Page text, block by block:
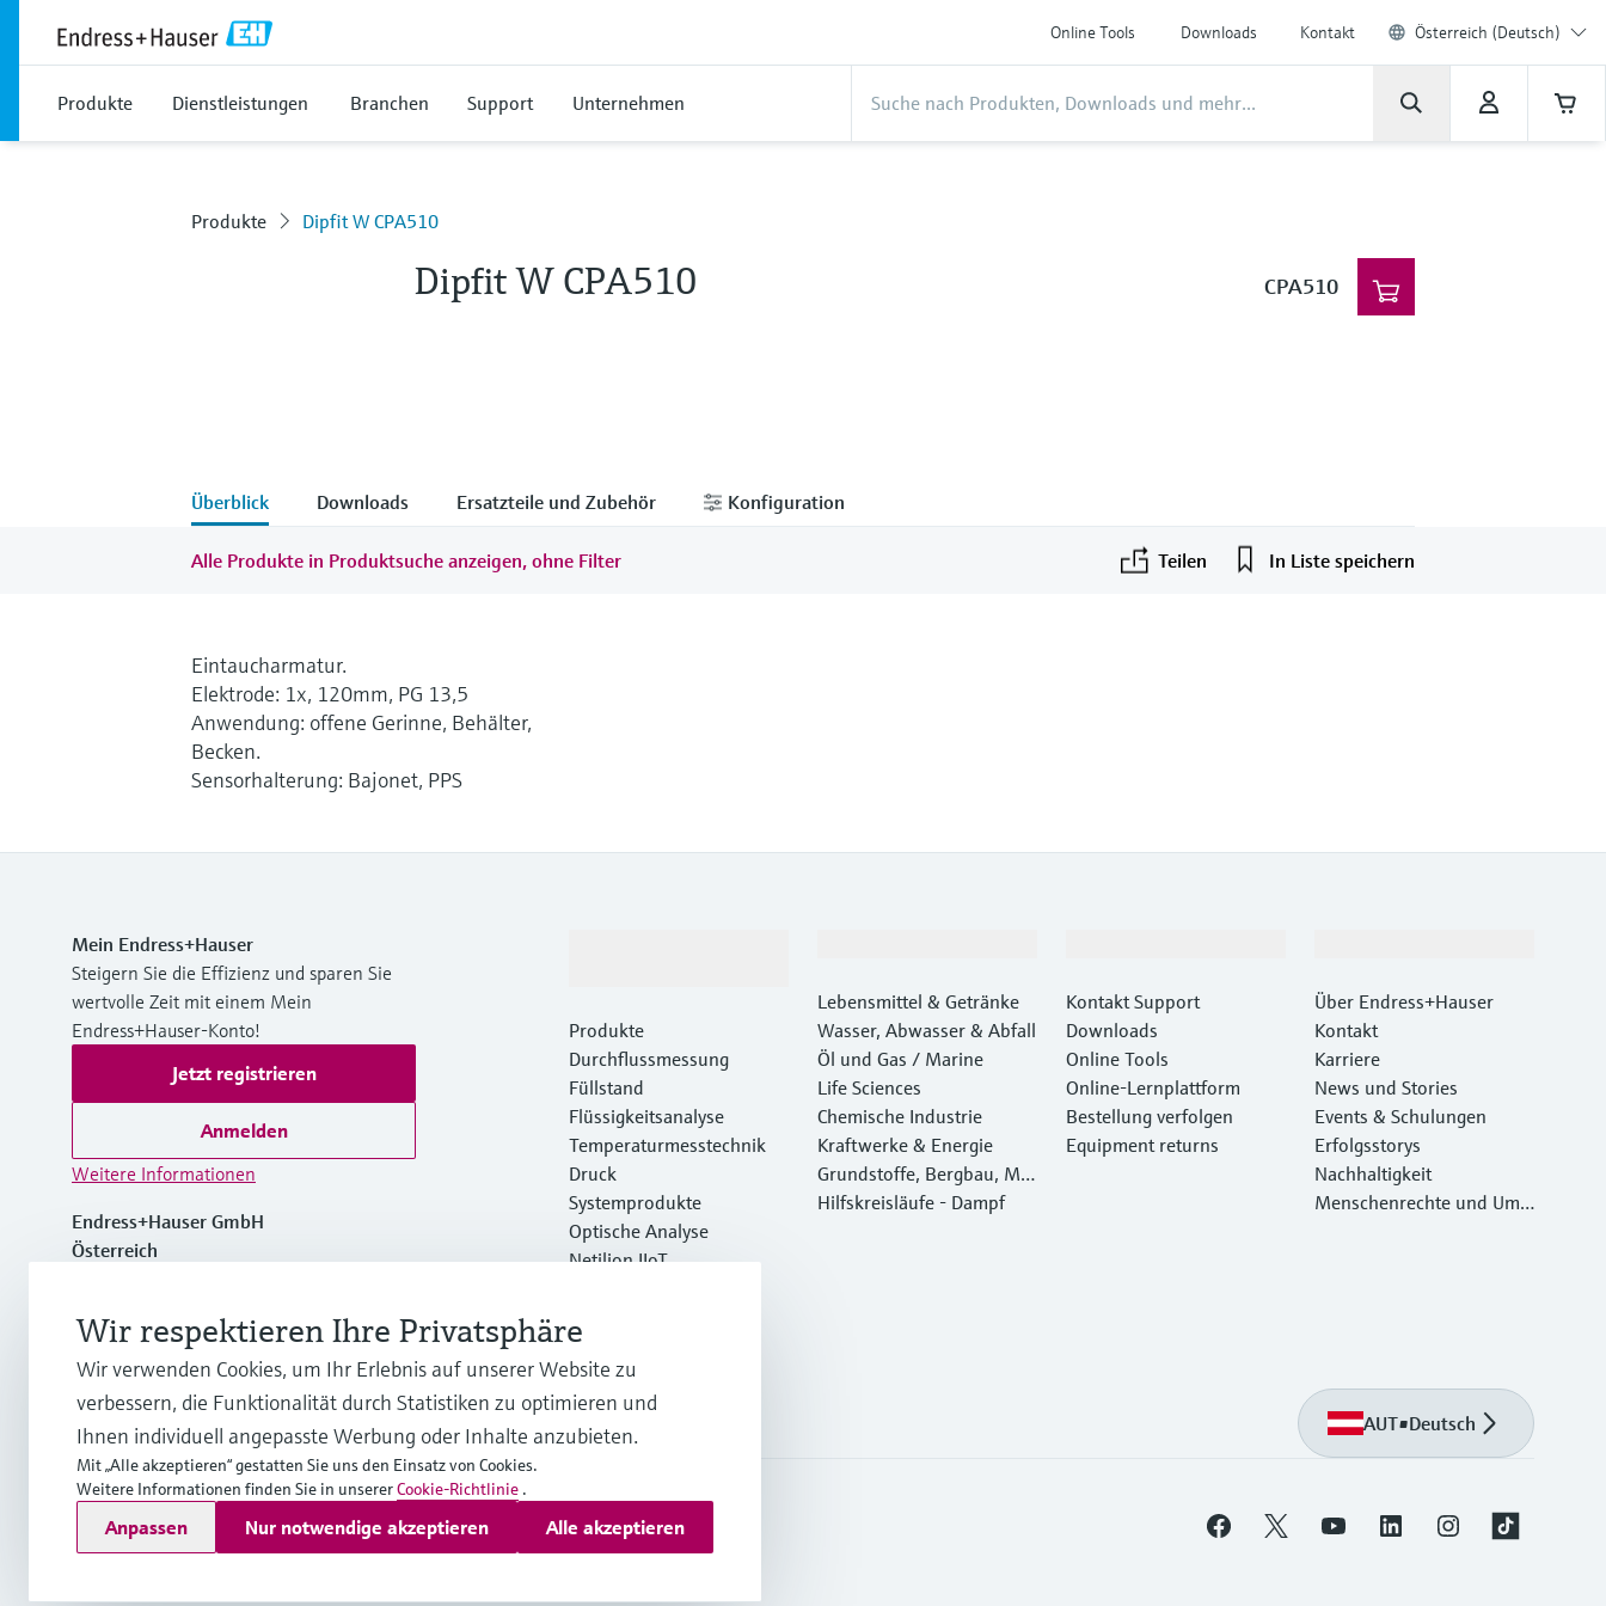
Online Tools Downloads Kontakt Österreich (Deutsch)
Produkte Dienstleistungen Branchen Support Unternehmen
Produkte Dipfit W CPA510
Dipfit W CPA510 CPA510
Überblick Downloads Ersatzteile und Zubehör Konfiguration
Alle Produkte in Produktsuche anzeigen, ohne Filter Teilen In Liste speichern
Eintaucharmatur.
Elektrode: 1x, 120mm, PG 13,5
Anwendung: offene Gerinne, Behälter,
Becken.
Sensorhalterung: Bajonet, PPS
Mein Endress+Hauser
Steigern Sie die Effizienz und sparen Sie
wertvolle Zeit mit einem Mein
Endress+Hauser-Konto!
Jetzt registrieren
Anmelden
Weitere Informationen
Endress+Hauser GmbH
Österreich
+43 (0)1 880 56 0
Produkte
Durchflussmessung
Füllstand
Flüssigkeitsanalyse
Temperaturmesstechnik
Druck
Systemprodukte
Optische Analyse
Netilion IIoT
Online Tools
Dienstleistungen
Lebensmittel & Getränke
Wasser, Abwasser & Abfall
Öl und Gas / Marine
Life Sciences
Chemische Industrie
Kraftwerke & Energie
Grundstoffe, Bergbau, Met
alle
Hilfskreisläufe - Dampf
Kontakt Support
Downloads
Online Tools
Online-Lernplattform
Bestellung verfolgen
Equipment returns
Über Endress+Hauser
Kontakt
Karriere
News und Stories
Events & Schulungen
Erfolgsstorys
Nachhaltigkeit
Menschenrechte und Umw
AUT•Deutsch
Copyright © Endress+Hauser Group Services AG
ImpressumNutzungsbedingungenDatenschutzRechtliches und AGB Österreich
Wir respektieren Ihre Privatsphäre
Wir verwenden Cookies, um Ihr Erlebnis auf unserer Website zu
verbessern, die Funktionalität durch Statistiken zu optimieren und
Ihnen individuell angepasste Werbung oder Inhalte anzubieten.
Mit „Alle akzeptieren“ gestatten Sie uns den Einsatz von Cookies.
Weitere Informationen finden Sie in unsererCookie-Richtlinie .
Anpassen Nur notwendige akzeptieren Alle akzeptieren